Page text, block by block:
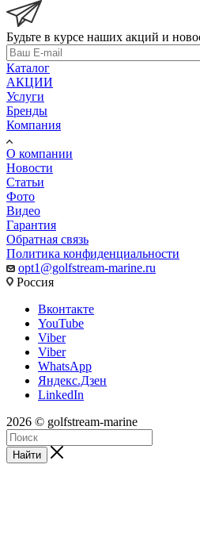
Будьте в курсе наших акций и
Каталог
АКЦИИ
Услуги
Бренды
Компания
О компании
Новости
Статьи
Фото
Видео
Гарантия
Обратная связь
Политика конфиденциальности
opt1@golfstream-marine.ru
Россия
Вконтакте
YouTube
Viber
Viber
WhatsApp
Яндекс.Дзен
LinkedIn
2026 © golfstream-marine
Найти